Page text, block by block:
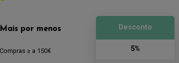
Mais por menos
Compras ≥ a 150€
Desconto
5%